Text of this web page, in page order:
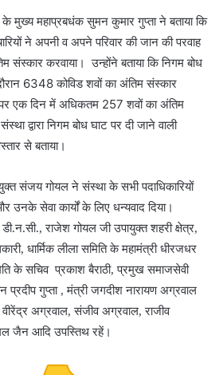
मुख्य महाप्रबधंक सुमन कुमार गुप्ता ने बताया कि
ने अपनी व अपने परिवार की जान की परवाह
संस्कार करवाया। उन्होंने बताया कि निगम बोध
6348 कोविड शवों का अंतिम संस्कार
पर एक दिन में अधिकतम 257 शवों का अंतिम
द्वारा निगम बोध घाट पर दी जाने वाली
से बताया।
संजय गोयल ने संस्था के सभी पदाधिकारियों
उनके सेवा कार्यों के लिए धन्यवाद दिया।
राजेश गोयल जी उपायुक्त शहरी क्षेत्र,
धार्मिक लीला समिति के महामंत्री धीरजधर
के सचिव प्रकाश बैराठी, प्रमुख समाजसेवी
प्रदीप गुप्ता , मंत्री जगदीश नारायण अग्रवाल
अग्रवाल, संजीव अग्रवाल, राजीव
जैन आदि उपस्तिथ रहें।